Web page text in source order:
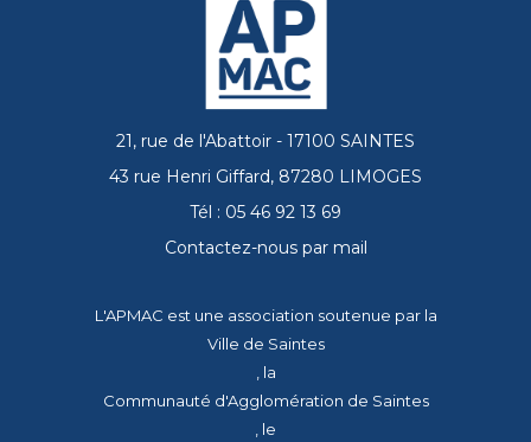
21, rue de l'Abattoir - 17100 SAINTES
43 rue Henri Giffard, 87280 LIMOGES
Tél : 05 46 92 13 69
Contactez-nous par mail
L'APMAC est une association soutenue par la
Ville de Saintes
, la
Communauté d'Agglomération de Saintes
, le